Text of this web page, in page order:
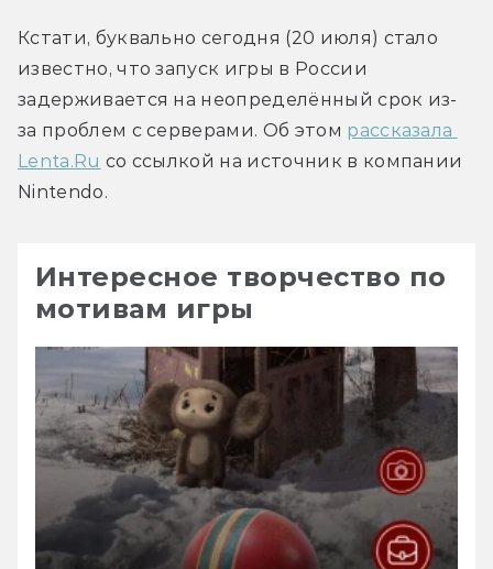
Кстати, буквально сегодня (20 июля) стало
известно, что запуск игры в России
задерживается на неопределённый срок из-
за проблем с серверами. Об этом рассказала
Lenta.Ru со ссылкой на источник в компании
Nintendo.
Интересное творчество по
мотивам игры